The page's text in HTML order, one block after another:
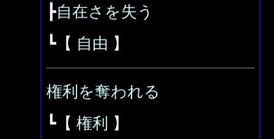
┣自在さを失う
┗【 自由 】
権利を奪われる
┗【 権利 】